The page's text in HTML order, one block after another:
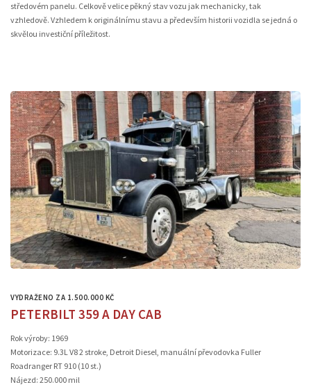
středovém panelu. Celkově velice pěkný stav vozu jak mechanicky, tak
vzhledově. Vzhledem k originálnímu stavu a především historii vozidla se jedná o
skvělou investiční příležitost.
VYDRAŽENO ZA 1.500.000 KČ
PETERBILT 359 A DAY CAB
Rok výroby: 1969
Motorizace: 9.3L V8 2 stroke, Detroit Diesel, manuální převodovka Fuller
Roadranger RT 910 (10 st.)
Nájezd: 250.000 mil